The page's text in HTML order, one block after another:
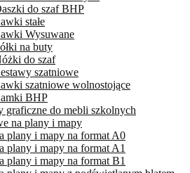
do szaf BHP
stałe
Wysuwane
na buty
do szaf
szatniowe
szatniowe wolnostojące
BHP
graficzne do mebli szkolnych
na plany i mapy
plany i mapy na format A0
plany i mapy na format A1
plany i mapy na format B1